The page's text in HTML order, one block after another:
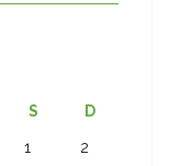
S D
1 2